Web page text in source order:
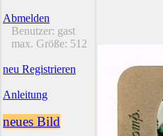
Abmelden
Benutzer: gast
max. Größe: 512
neu Registrieren
Anleitung
neues Bild